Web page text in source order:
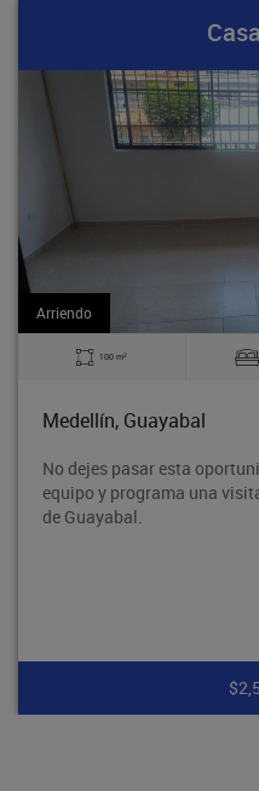
Casa -
100 m 2 3
Medellín, Guayabal
No dejes pasar esta
equipo y programa una visita
de Guayabal.